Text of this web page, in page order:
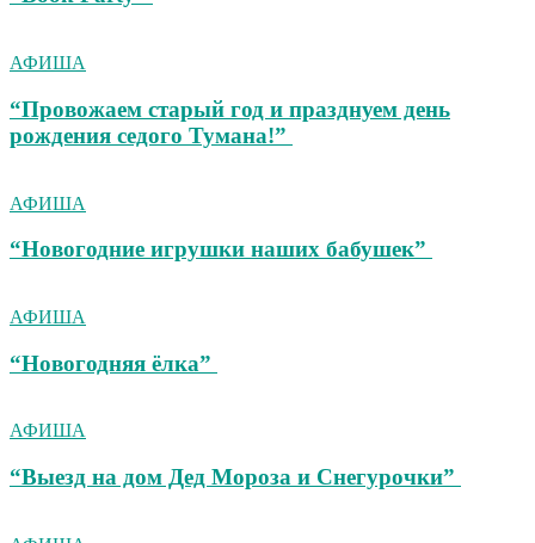
АФИША
“Провожаем старый год и празднуем день
рождения седого Тумана!”
АФИША
“Новогодние игрушки наших бабушек”
АФИША
“Новогодняя ёлка”
АФИША
“Выезд на дом Дед Мороза и Снегурочки”